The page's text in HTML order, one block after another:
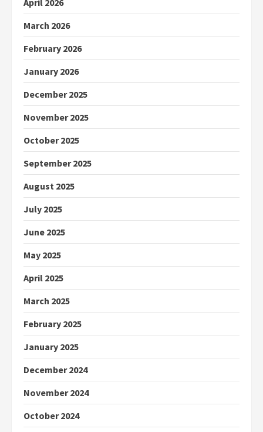
April 2026
March 2026
February 2026
January 2026
December 2025
November 2025
October 2025
September 2025
August 2025
July 2025
June 2025
May 2025
April 2025
March 2025
February 2025
January 2025
December 2024
November 2024
October 2024